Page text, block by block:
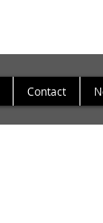
Contact